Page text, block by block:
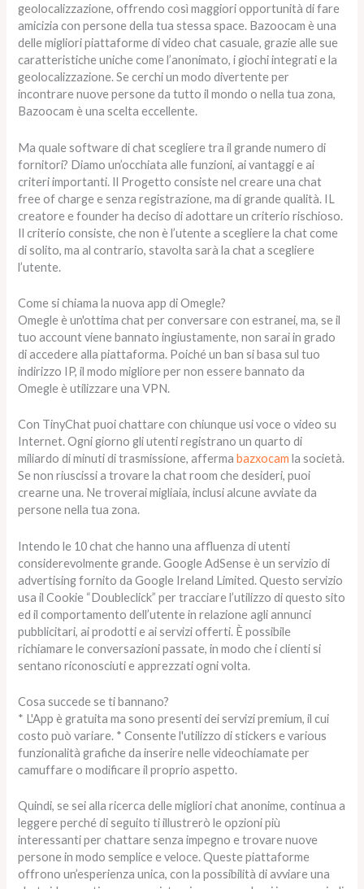
geolocalizzazione, offrendo così maggiori opportunità di fare
amicizia con persone della tua stessa space. Bazoocam è una
delle migliori piattaforme di video chat casuale, grazie alle sue
caratteristiche uniche come l’anonimato, i giochi integrati e la
geolocalizzazione. Se cerchi un modo divertente per
incontrare nuove persone da tutto il mondo o nella tua zona,
Bazoocam è una scelta eccellente.
Ma quale software di chat scegliere tra il grande numero di
fornitori? Diamo un’occhiata alle funzioni, ai vantaggi e ai
criteri importanti. Il Progetto consiste nel creare una chat
free of charge e senza registrazione, ma di grande qualità. IL
creatore e founder ha deciso di adottare un criterio rischioso.
Il criterio consiste, che non è l’utente a scegliere la chat come
di solito, ma al contrario, stavolta sarà la chat a scegliere
l’utente.
Come si chiama la nuova app di Omegle?
Omegle è un'ottima chat per conversare con estranei, ma, se il
tuo account viene bannato ingiustamente, non sarai in grado
di accedere alla piattaforma. Poiché un ban si basa sul tuo
indirizzo IP, il modo migliore per non essere bannato da
Omegle è utilizzare una VPN.
Con TinyChat puoi chattare con chiunque usi voce o video su
Internet. Ogni giorno gli utenti registrano un quarto di
miliardo di minuti di trasmissione, affermabazxocam la società.
Se non riuscissi a trovare la chat room che desideri, puoi
crearne una. Ne troverai migliaia, inclusi alcune avviate da
persone nella tua zona.
Intendo le 10 chat che hanno una affluenza di utenti
considerevolmente grande. Google AdSense è un servizio di
advertising fornito da Google Ireland Limited. Questo servizio
usa il Cookie “Doubleclick” per tracciare l’utilizzo di questo sito
ed il comportamento dell’utente in relazione agli annunci
pubblicitari, ai prodotti e ai servizi offerti. È possibile
richiamare le conversazioni passate, in modo che i clienti si
sentano riconosciuti e apprezzati ogni volta.
Cosa succede se ti bannano?
* L'App è gratuita ma sono presenti dei servizi premium, il cui
costo può variare. * Consente l'utilizzo di stickers e various
funzionalità grafiche da inserire nelle videochiamate per
camuffare o modificare il proprio aspetto.
Quindi, se sei alla ricerca delle migliori chat anonime, continua a
leggere perché di seguito ti illustrerò le opzioni più
interessanti per chattare senza impegno e trovare nuove
persone in modo semplice e veloce. Queste piattaforme
offrono un’esperienza unica, con la possibilità di avviare una